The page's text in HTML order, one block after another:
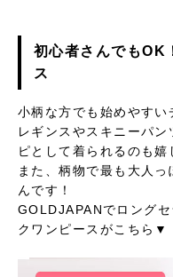
初心者さんでもOK
ス
小柄な方でも始めやすい
レギンスやスキニーパ
ピとして着られるのも
また、柄物で最も大人
んです！
GOLDJAPANでロング
クワンピースがこちら▼